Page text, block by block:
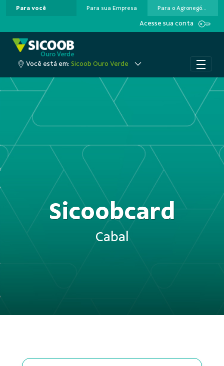
Pular para o Conteúdo principal
Para você Para sua Empresa Para o Agronegócio
Acesse sua conta
Você está em: Sicoob Ouro Verde
Sicoobcard
Cabal